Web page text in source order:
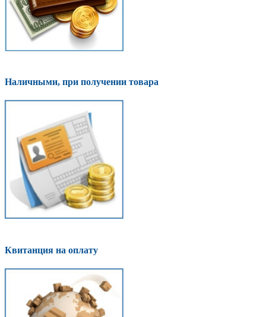
Наличными, при получении товара
Квитанция на оплату